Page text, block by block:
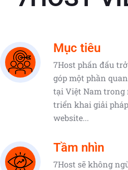
Mục tiêu
7Host phấn đấu
góp một phần
tại Việt Nam trong
triển khai giải
website...
Tầm nhìn
7Host sẽ không